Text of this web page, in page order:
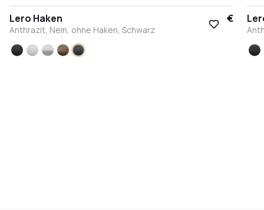
Lero Haken 9,95 €
Anthrazit, Nein, ohne Haken, Schwarz
Schwarz
WeißEdelstahl
BronzeAnthrazit